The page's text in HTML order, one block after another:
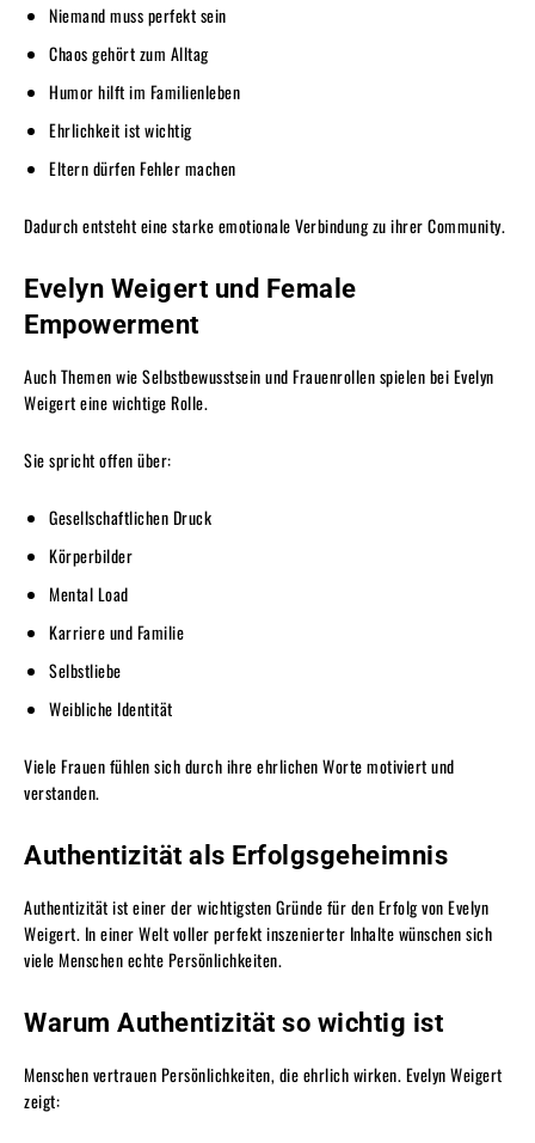
Niemand muss perfekt sein
Chaos gehört zum Alltag
Humor hilft im Familienleben
Ehrlichkeit ist wichtig
Eltern dürfen Fehler machen
Dadurch entsteht eine starke emotionale Verbindung zu ihrer Community.
Evelyn Weigert und Female
Empowerment
Auch Themen wie Selbstbewusstsein und Frauenrollen spielen bei Evelyn
Weigert eine wichtige Rolle.
Sie spricht offen über:
Gesellschaftlichen Druck
Körperbilder
Mental Load
Karriere und Familie
Selbstliebe
Weibliche Identität
Viele Frauen fühlen sich durch ihre ehrlichen Worte motiviert und
verstanden.
Authentizität als Erfolgsgeheimnis
Authentizität ist einer der wichtigsten Gründe für den Erfolg von Evelyn
Weigert. In einer Welt voller perfekt inszenierter Inhalte wünschen sich
viele Menschen echte Persönlichkeiten.
Warum Authentizität so wichtig ist
Menschen vertrauen Persönlichkeiten, die ehrlich wirken. Evelyn Weigert
zeigt: